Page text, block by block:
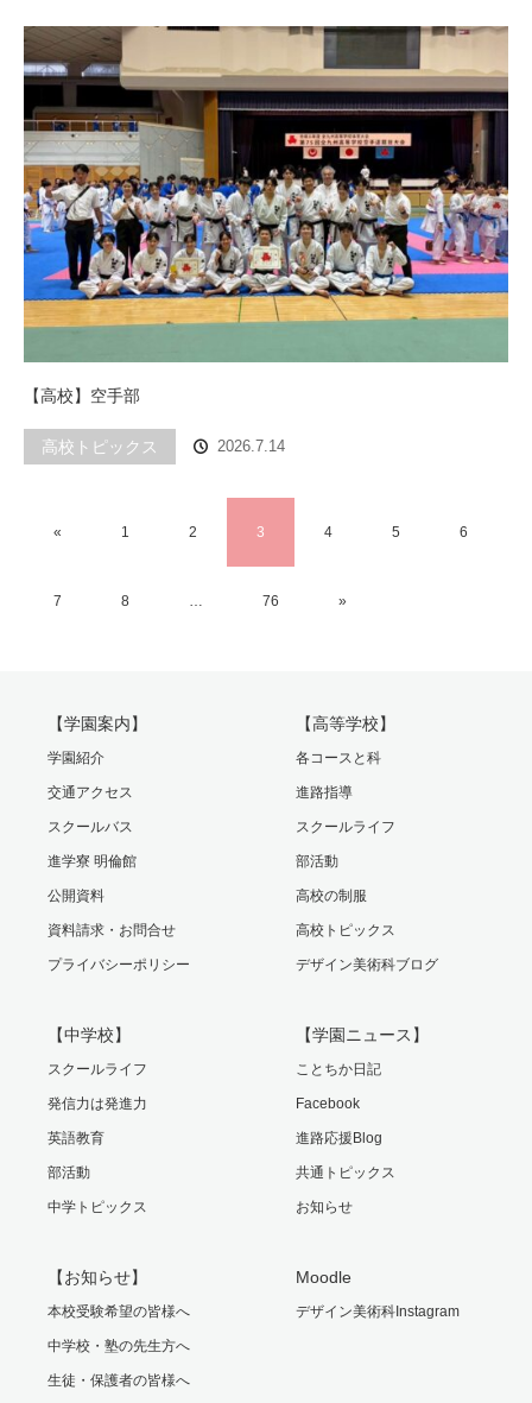
【高校】空手部
高校トピックス 2026.7.14
« 1 2 3 4 5 6
7 8 … 76 »
【学園案内】
学園紹介
交通アクセス
スクールバス
進学寮 明倫館
公開資料
資料請求・お問合せ
プライバシーポリシー
【高等学校】
各コースと科
進路指導
スクールライフ
部活動
高校の制服
高校トピックス
デザイン美術科ブログ
【中学校】
スクールライフ
発信力は発進力
英語教育
部活動
中学トピックス
【学園ニュース】
ことちか日記
Facebook
進路応援Blog
共通トピックス
お知らせ
【お知らせ】
本校受験希望の皆様へ
中学校・塾の先生方へ
生徒・保護者の皆様へ
Moodle
デザイン美術科Instagram